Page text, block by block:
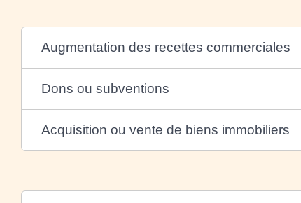
Augmentation des recettes commerciales
Dons ou subventions
Acquisition ou vente de biens immobiliers